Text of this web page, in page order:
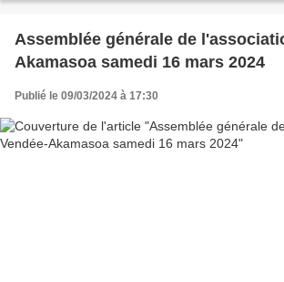
Assemblée générale de
Akamasoa samedi 16 mars 2024
Publié le 09/03/2024 à 17:30